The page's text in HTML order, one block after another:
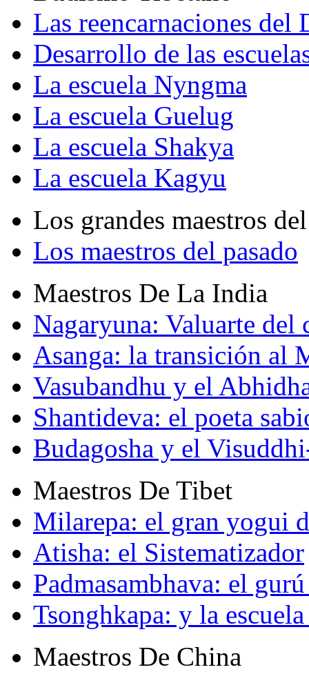
Las reencarnaciones del
Desarrollo de las
La escuela Nyngma
La escuela Guelug
La escuela Shakya
La escuela Kagyu
Los grandes maestros
Los maestros del pasado
Maestros De La India
Nagaryuna: Valuarte del
Asanga: la transición al
Vasubandhu y el
Shantideva: el poeta
Budagosha y el
Maestros De Tibet
Milarepa: el gran yogui
Atisha: el Sistematizador
Padmasambhava: el
Tsonghkapa: y la
Maestros De China